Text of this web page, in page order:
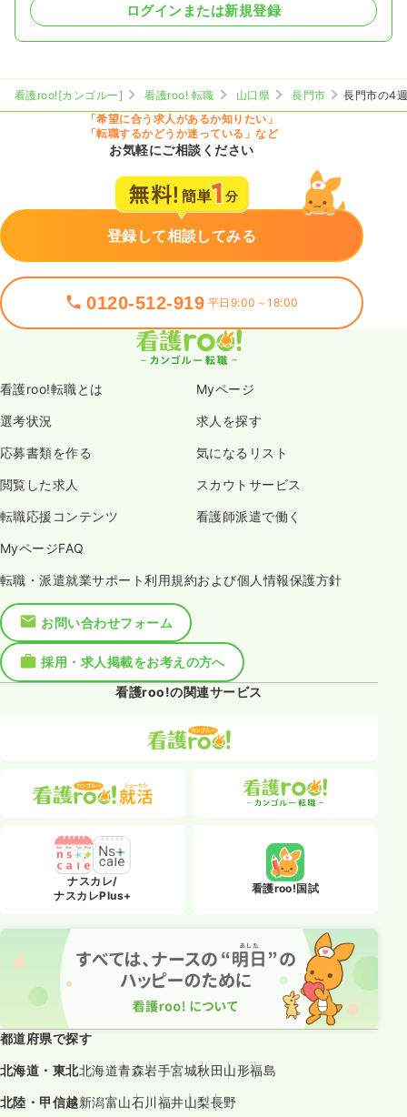
ログインまたは新規登録
看護roo![カンゴルー] 看護roo! 転職 山口県 長門市
長門市の4
「希望に合う求人があるか知りたい」
「転職するかどうか迷っている」など
お気軽にご相談ください
登録して相談してみる
0120-512-919 平日9:00～18:00
看護roo!転職とは Myページ
選考状況 求人を探す
応募書類を作る 気になるリスト
閲覧した求人 スカウトサービス
転職応援コンテンツ 看護師派遣で働く
MyページFAQ
転職・派遣就業サポート利用規約および個人情報保護方針
お問い合わせフォーム
採用・求人掲載をお考えの方へ
看護roo!の関連サービス
ナスカレ/
ナスカレPlus+
看護roo!国試
都道府県で探す
北海道・東北北海道青森岩手宮城秋田山形福島
北陸・甲信越新潟富山石川福井山梨長野